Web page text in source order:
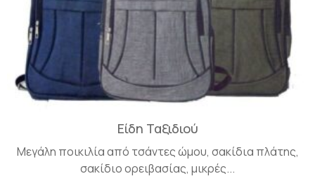
Είδη Ταξιδιού
Μεγάλη ποικιλία από τσάντες ώμου, σακίδια πλάτης,
σακίδιο ορειβασίας, μικρές...